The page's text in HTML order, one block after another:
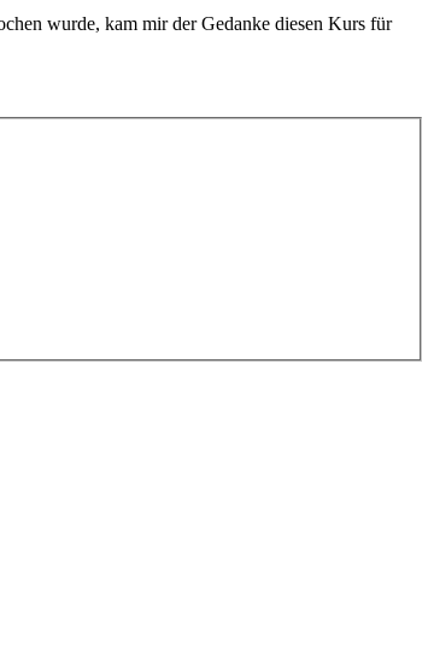
wurde, kam mir der Gedanke diesen Kurs für